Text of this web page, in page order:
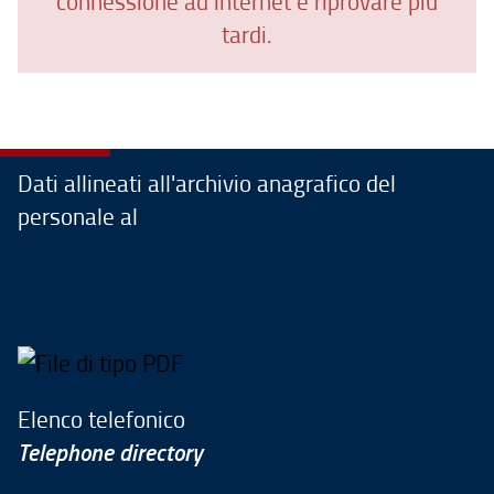
tardi.
Dati allineati all'archivio anagrafico del
personale al
Elenco telefonico
Telephone directory